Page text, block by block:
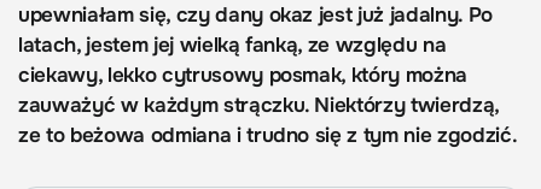
upewniałam się, czy dany okaz jest już jadalny. Po
latach, jestem jej wielką fanką, ze względu na
ciekawy, lekko cytrusowy posmak, który można
zauważyć w każdym strączku. Niektórzy twierdzą,
ze to beżowa odmiana i trudno się z tym nie zgodzić.